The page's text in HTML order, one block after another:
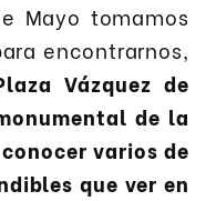
Mayo tomamos
encontrarnos,
Vázquez de
de la
varios de
que ver en